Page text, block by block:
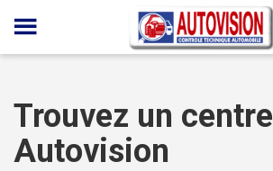
Panneau de gestion des cookies
Trouvez un centre
Autovision